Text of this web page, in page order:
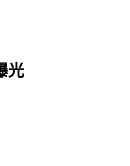
光